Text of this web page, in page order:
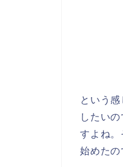
という
したい
すよね
始めたの